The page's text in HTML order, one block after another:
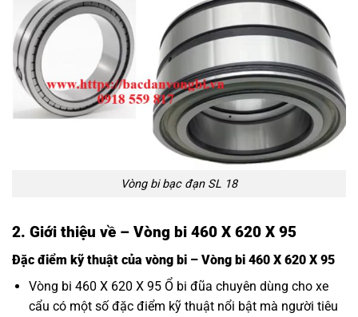
Vòng bi bạc đạn SL 18
2. Giới thiệu về – Vòng bi 460 X 620 X 95
Đặc điểm kỹ thuật của vòng bi – Vòng bi 460 X 620 X 95
Vòng bi 460 X 620 X 95 Ổ bi đũa chuyên dùng cho xe
cẩu có một số đặc điểm kỹ thuật nổi bật mà người tiêu